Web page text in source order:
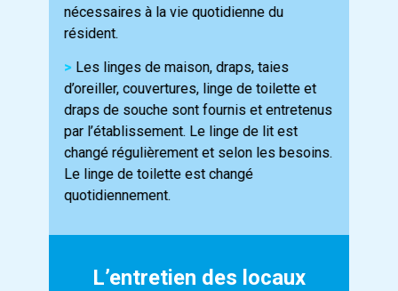
nécessaires à la vie quotidienne du
résident.
> Les linges de maison, draps, taies
d’oreiller, couvertures, linge de toilette et
draps de souche sont fournis et entretenus
par l’établissement. Le linge de lit est
changé régulièrement et selon les besoins.
Le linge de toilette est changé
quotidiennement.
L’entretien des locaux